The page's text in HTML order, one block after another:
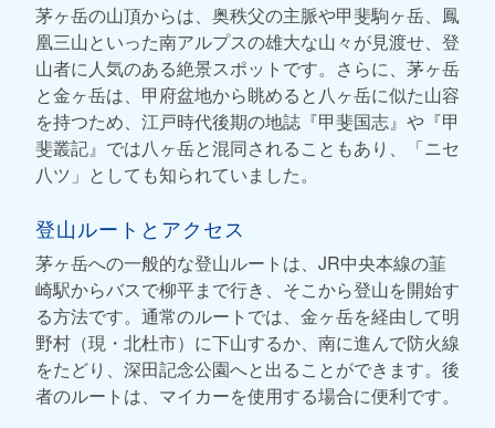
茅ヶ岳の山頂からは、奥秩父の主脈や甲斐駒ヶ岳、鳳
凰三山といった南アルプスの雄大な山々が見渡せ、登
山者に人気のある絶景スポットです。さらに、茅ヶ岳
と金ヶ岳は、甲府盆地から眺めると八ヶ岳に似た山容
を持つため、江戸時代後期の地誌『甲斐国志』や『甲
斐叢記』では八ヶ岳と混同されることもあり、「ニセ
八ツ」としても知られていました。
登山ルートとアクセス
茅ヶ岳への一般的な登山ルートは、JR中央本線の韮
崎駅からバスで柳平まで行き、そこから登山を開始す
る方法です。通常のルートでは、金ヶ岳を経由して明
野村（現・北杜市）に下山するか、南に進んで防火線
をたどり、深田記念公園へと出ることができます。後
者のルートは、マイカーを使用する場合に便利です。